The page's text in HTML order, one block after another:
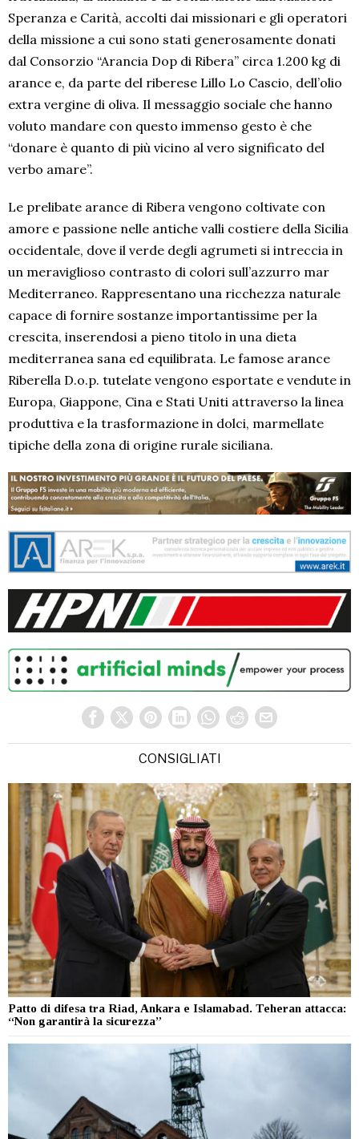
Speranza e Carità, accolti dai missionari e gli operatori
della missione a cui sono stati generosamente donati
dal Consorzio “Arancia Dop di Ribera” circa 1.200 kg di
arance e, da parte del riberese Lillo Lo Cascio, dell’olio
extra vergine di oliva. Il messaggio sociale che hanno
voluto mandare con questo immenso gesto è che
“donare è quanto di più vicino al vero significato del
verbo amare”.
Le prelibate arance di Ribera vengono coltivate con
amore e passione nelle antiche valli costiere della Sicilia
occidentale, dove il verde degli agrumeti si intreccia in
un meraviglioso contrasto di colori sull’azzurro mar
Mediterraneo. Rappresentano una ricchezza naturale
capace di fornire sostanze importantissime per la
crescita, inserendosi a pieno titolo in una dieta
mediterranea sana ed equilibrata. Le famose arance
Riberella D.o.p. tutelate vengono esportate e vendute in
Europa, Giappone, Cina e Stati Uniti attraverso la linea
produttiva e la trasformazione in dolci, marmellate
tipiche della zona di origine rurale siciliana.
CONSIGLIATI
Patto di difesa tra Riad, Ankara e Islamabad. Teheran attacca:
“Non garantirà la sicurezza”